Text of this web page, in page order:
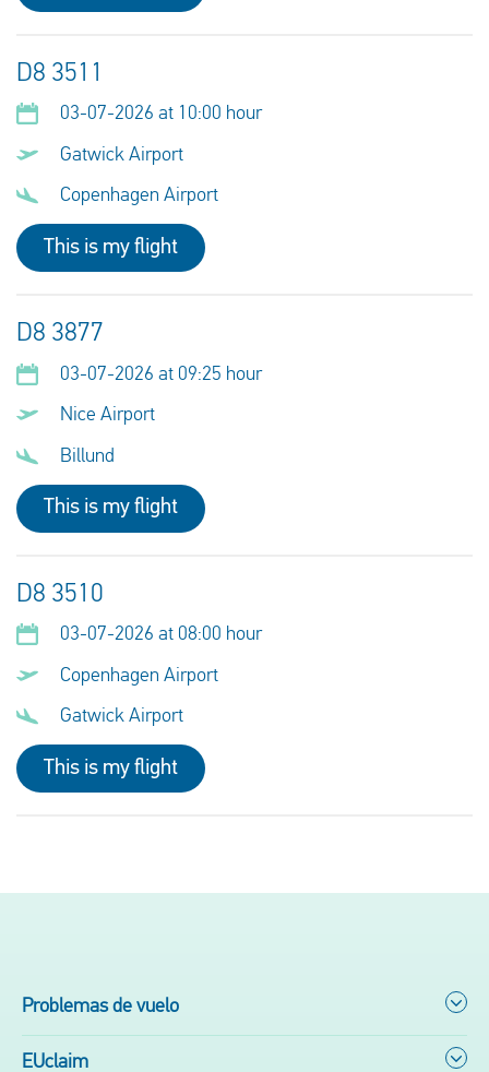
D8 3511
03-07-2026 at 10:00 hour
Gatwick Airport
Copenhagen Airport
This is my flight
D8 3877
03-07-2026 at 09:25 hour
Nice Airport
Billund
This is my flight
D8 3510
03-07-2026 at 08:00 hour
Copenhagen Airport
Gatwick Airport
This is my flight
Problemas de vuelo
EUclaim